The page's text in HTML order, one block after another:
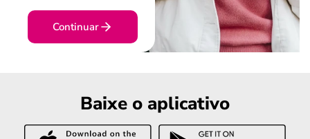
Continuar
Baixe o aplicativo